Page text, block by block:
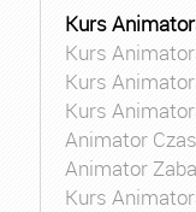
Kurs
Kurs
Kurs
Kurs
Animator
Animator
Kurs